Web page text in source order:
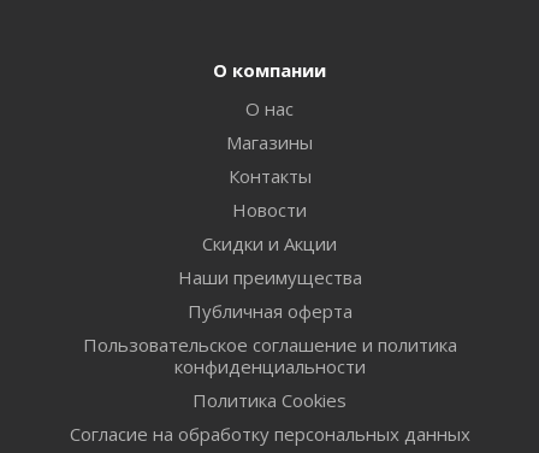
О компании
О нас
Магазины
Контакты
Новости
Скидки и Акции
Наши преимущества
Публичная оферта
Пользовательское соглашение и политика
конфиденциальности
Политика Cookies
Согласие на обработку персональных данных